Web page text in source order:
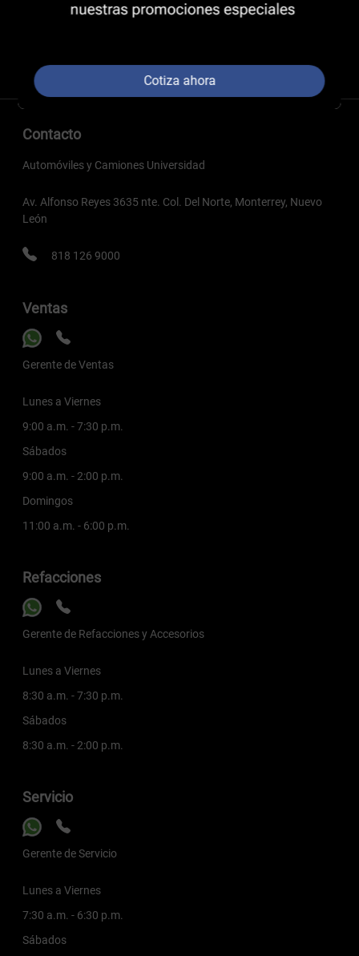
Contacto
Automóviles y Camiones Universidad
Av. Alfonso Reyes 3635 nte. Col. Del Norte, Monterrey, Nuevo
León
818 126 9000
Ventas
Gerente de Ventas
Lunes a Viernes
9:00 a.m. - 7:30 p.m.
Sábados
9:00 a.m. - 2:00 p.m.
Domingos
11:00 a.m. - 6:00 p.m.
Refacciones
Gerente de Refacciones y Accesorios
Lunes a Viernes
8:30 a.m. - 7:30 p.m.
Sábados
8:30 a.m. - 2:00 p.m.
Servicio
Gerente de Servicio
Lunes a Viernes
7:30 a.m. - 6:30 p.m.
Sábados
Cotiza ahora